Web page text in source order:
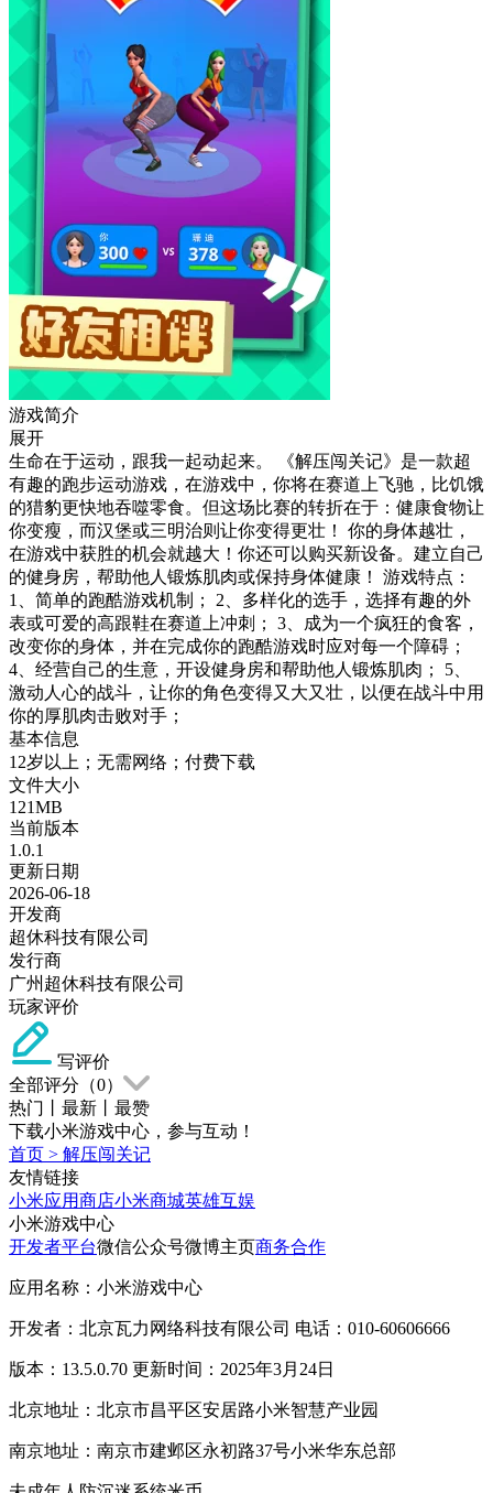
游戏简介
展开
生命在于运动，跟我一起动起来。 《解压闯关记》是一款超
有趣的跑步运动游戏，在游戏中，你将在赛道上飞驰，比饥饿
的猎豹更快地吞噬零食。但这场比赛的转折在于：健康食物让
你变瘦，而汉堡或三明治则让你变得更壮！ 你的身体越壮，
在游戏中获胜的机会就越大！你还可以购买新设备。建立自己
的健身房，帮助他人锻炼肌肉或保持身体健康！ 游戏特点：
1、简单的跑酷游戏机制； 2、多样化的选手，选择有趣的外
表或可爱的高跟鞋在赛道上冲刺； 3、成为一个疯狂的食客，
改变你的身体，并在完成你的跑酷游戏时应对每一个障碍；
4、经营自己的生意，开设健身房和帮助他人锻炼肌肉； 5、
激动人心的战斗，让你的角色变得又大又壮，以便在战斗中用
你的厚肌肉击败对手；
基本信息
12岁以上；无需网络；付费下载
文件大小
121MB
当前版本
1.0.1
更新日期
2026-06-18
开发商
超休科技有限公司
发行商
广州超休科技有限公司
玩家评价
写评价
全部评分（0）
热门
最新
最赞
下载小米游戏中心，参与互动！
首页 > 解压闯关记
友情链接
小米应用商店小米商城英雄互娱
小米游戏中心
开发者平台微信公众号微博主页商务合作
应用名称：小米游戏中心
开发者：北京瓦力网络科技有限公司 电话：010-60606666
版本：13.5.0.70 更新时间：2025年3月24日
北京地址：北京市昌平区安居路小米智慧产业园
南京地址：南京市建邺区永初路37号小米华东总部